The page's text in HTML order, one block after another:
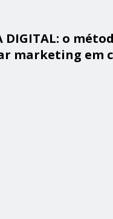
DIGITAL: o
marketing em